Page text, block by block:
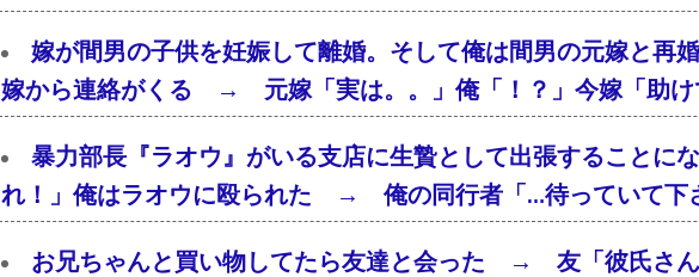
嫁が間男の子供を妊娠して離婚。そして俺は間男の元嫁と再
嫁から連絡がくる → 元嫁「実は。。」俺「！？」今嫁「助け
暴力部長『ラオウ』がいる支店に生贄として出張することに
れ！」俺はラオウに殴られた → 俺の同行者「…待っていて下
お兄ちゃんと買い物してたら友達と会った → 友「彼氏さん